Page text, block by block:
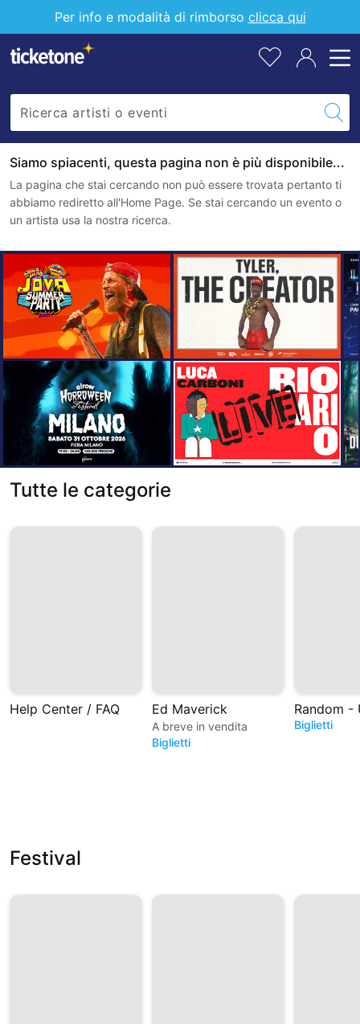
Per info e modalità di rimborso clicca qui
Siamo spiacenti, questa pagina non è più disponibile...
La pagina che stai cercando non può essere trovata pertanto ti
abbiamo rediretto all'Home Page. Se stai cercando un evento o
un artista usa la nostra ricerca.
Tutte le categorie
Help Center / FAQ Ed Maverick
A breve in vendita
Biglietti
Biglietti
Festival